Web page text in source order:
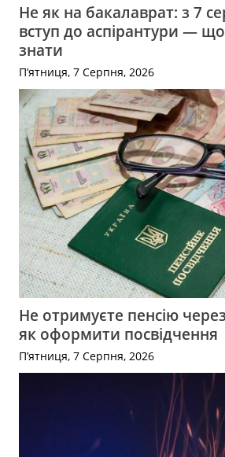
Не як на бакалаврат: з 7
вступ до аспірантури —
знати
П’ятниця, 7 Серпня, 2026
Не отримуєте пенсію
як оформити посвідчення
П’ятниця, 7 Серпня, 2026